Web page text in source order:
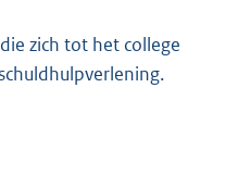
zich tot het college